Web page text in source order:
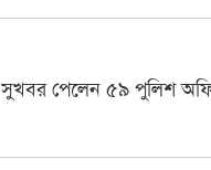
সুখবর পেলেন ৫৯ পুলিশ